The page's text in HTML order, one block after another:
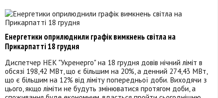
Енергетики оприлюднили графік вимкнень світла на
Прикарпатті 18 грудня
Диспетчер НЕК "Укренерго" на 18 грудня довів нічний ліміт в
обсязі 198,42 МВт, що є більшим на 20%, а денний 274,43 МВт,
що є більшим на 12% від ліміту попередньої доби. Виходячи з
цього, якщо ліміти не будуть змінюватися протягом доби, а